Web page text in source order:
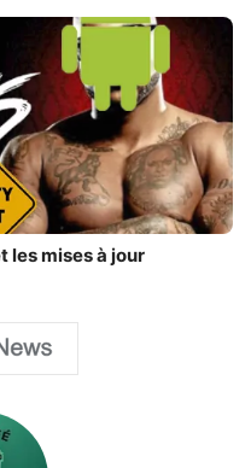
les mises à jour